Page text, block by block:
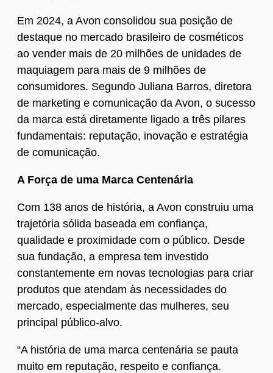
Em 2024, a Avon consolidou sua posição de
destaque no mercado brasileiro de cosméticos
ao vender mais de 20 milhões de unidades de
maquiagem para mais de 9 milhões de
consumidores. Segundo Juliana Barros, diretora
de marketing e comunicação da Avon, o sucesso
da marca está diretamente ligado a três pilares
fundamentais: reputação, inovação e estratégia
de comunicação.
A Força de uma Marca Centenária
Com 138 anos de história, a Avon construiu uma
trajetória sólida baseada em confiança,
qualidade e proximidade com o público. Desde
sua fundação, a empresa tem investido
constantemente em novas tecnologias para criar
produtos que atendam às necessidades do
mercado, especialmente das mulheres, seu
principal público-alvo.
“A história de uma marca centenária se pauta
muito em reputação, respeito e confiança.